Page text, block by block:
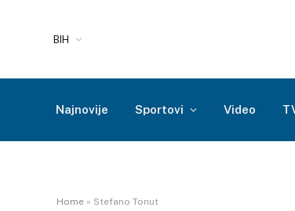
BIH
Najnovije Sportovi Video
Home » Stefano Tonut